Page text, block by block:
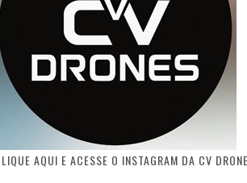
AQUI E ACESSE O INSTAGRAM DA CV